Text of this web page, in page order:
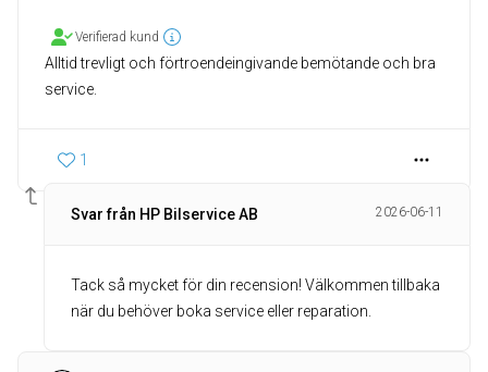
Verifierad kund
Alltid trevligt och förtroendeingivande bemötande och bra
service.
1
Svar från HP Bilservice AB 2026-06-11
Tack så mycket för din recension! Välkommen tillbaka
när du behöver boka service eller reparation.